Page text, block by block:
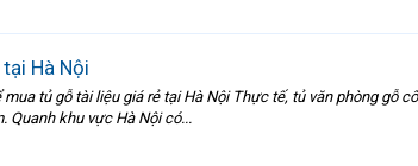
Hà Nội
tủ gỗ tài liệu giá rẻ tại Hà Nội Thực tế, tủ văn phòng gỗ
Quanh khu vực Hà Nội có...